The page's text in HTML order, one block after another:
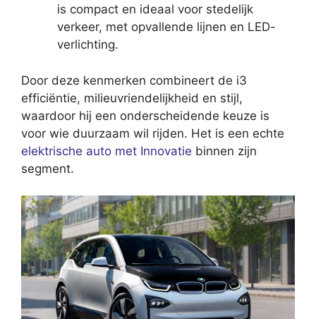
is compact en ideaal voor stedelijk
verkeer, met opvallende lijnen en LED-
verlichting.
Door deze kenmerken combineert de i3
efficiëntie, milieuvriendelijkheid en stijl,
waardoor hij een onderscheidende keuze is
voor wie duurzaam wil rijden. Het is een echte
elektrische auto met Innovatie binnen zijn
segment.